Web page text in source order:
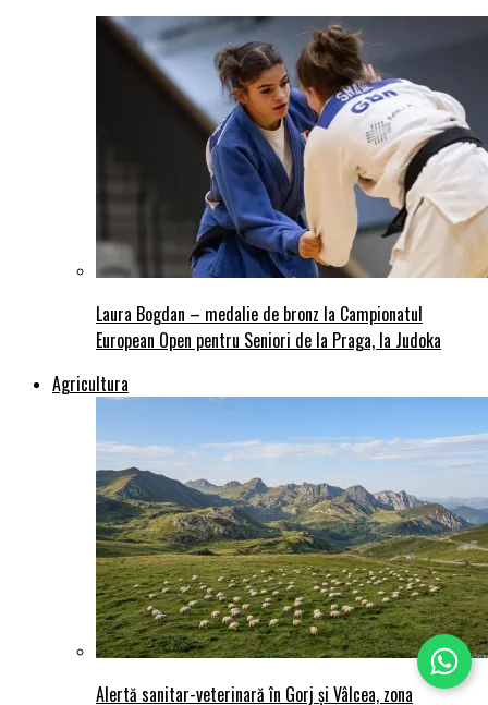
Laura Bogdan – medalie de bronz la Campionatul
European Open pentru Seniori de la Praga, la Judoka
Agricultura
Alertă sanitar-veterinară în Gorj și Vâlcea, zona